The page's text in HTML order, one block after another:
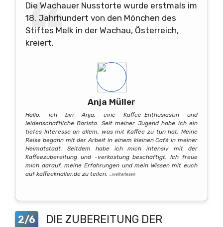
Die Wachauer Nusstorte wurde erstmals im
18. Jahrhundert von den Mönchen des
Stiftes Melk in der Wachau, Österreich,
kreiert.
Anja Müller
Hallo, ich bin Anja, eine Kaffee-Enthusiastin und
leidenschaftliche Barista. Seit meiner Jugend habe ich ein
tiefes Interesse an allem, was mit Kaffee zu tun hat. Meine
Reise begann mit der Arbeit in einem kleinen Café in meiner
Heimatstadt. Seitdem habe ich mich intensiv mit der
Kaffeezubereitung und -verkostung beschäftigt. Ich freue
mich darauf, meine Erfahrungen und mein Wissen mit euch
auf kaffeeknaller.de zu teilen.
…weiterlesen
2/6
DIE ZUBEREITUNG DER